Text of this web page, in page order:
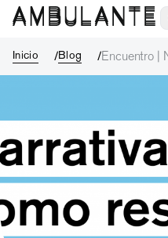
Inicio Blog
Encuentro |
resistencia y
Encuentro | Narrativas